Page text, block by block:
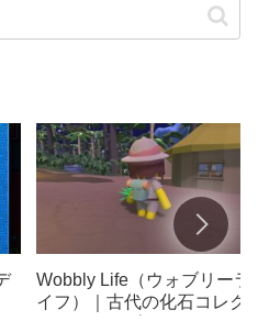
Wobbly Life（ウォブリーラ
イフ）｜古代の化石コレク